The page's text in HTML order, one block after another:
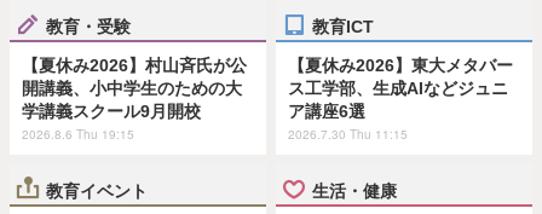
教育・受験
【夏休み2026】村山斉氏が公
開講義、小中学生のための大
学講義スクール9月開校
2026.8.6 Thu 19:15
教育ICT
【夏休み2026】東大メタバー
ス工学部、生成AIなどジュニ
ア講座6選
2026.7.30 Thu 11:15
教育イベント 生活・健康